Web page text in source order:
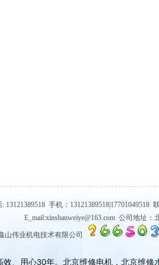
手机：13121389518|17701049518
E_mail:xinshanweiye@163.com 公司地址
山伟业机电技术有限公司
、用心30年。北京维修电机，北京维